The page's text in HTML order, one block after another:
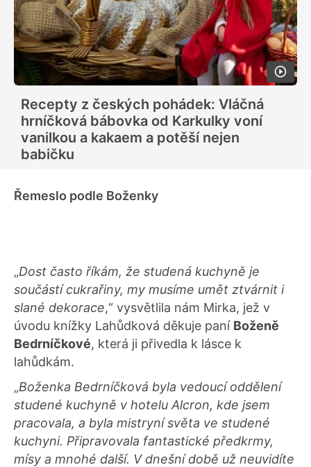
Recepty z českých pohádek: Vláčná
hrníčková bábovka od Karkulky voní
vanilkou a kakaem a potěší nejen
babičku
Řemeslo podle Boženky
„Dost často říkám, že studená kuchyně je
součástí cukrařiny, my musíme umět ztvárnit i
slané dekorace,“ vysvětlila nám Mirka, jež v
úvodu knížky Lahůdková děkuje paní Boženě
Bedrníčkové, která ji přivedla k lásce k
lahůdkám.
„Boženka Bedrníčková byla vedoucí oddělení
studené kuchyně v hotelu Alcron, kde jsem
pracovala, a byla mistryní světa ve studené
kuchyni. Připravovala fantastické předkrmy,
mísy a mnohé další. V dnešní době už neuvidíte